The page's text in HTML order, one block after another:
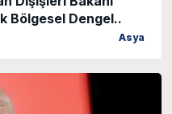
Bölgesel Dengel..
Asya